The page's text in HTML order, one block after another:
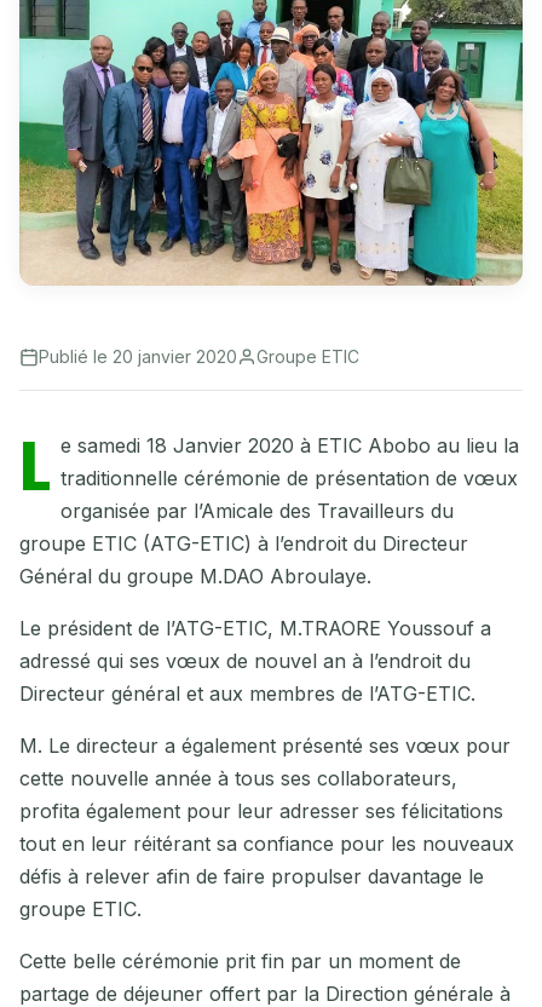
Publié le 20 janvier 2020 Groupe ETIC
L e samedi 18 Janvier 2020 à ETIC Abobo au lieu la
traditionnelle cérémonie de présentation de vœux
organisée par l’Amicale des Travailleurs du
groupe ETIC (ATG-ETIC) à l’endroit du Directeur
Général du groupe M.DAO Abroulaye.
Le président de l’ATG-ETIC, M.TRAORE Youssouf a
adressé qui ses vœux de nouvel an à l’endroit du
Directeur général et aux membres de l’ATG-ETIC.
M. Le directeur a également présenté ses vœux pour
cette nouvelle année à tous ses collaborateurs,
profita également pour leur adresser ses félicitations
tout en leur réitérant sa confiance pour les nouveaux
défis à relever afin de faire propulser davantage le
groupe ETIC.
Cette belle cérémonie prit fin par un moment de
partage de déjeuner offert par la Direction générale à